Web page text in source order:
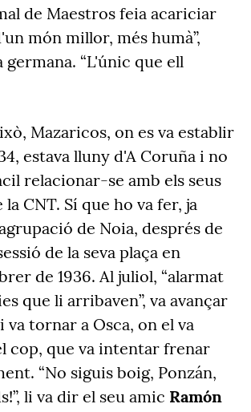
de Maestros feia acariciar
món millor, més humà”,
germana. “L'únic que ell
Mazaricos, on es va establir
estava lluny d'A Coruña i no
relacionar-se amb els seus
CNT. Sí que ho va fer, ja
de Noia, després de
de la seva plaça en
de 1936. Al juliol, “alarmat
que li arribaven”, va avançar
va tornar a Osca, on el va
cop, que va intentar frenar
“No siguis boig, Ponzán,
li va dir el seu amic Ramón